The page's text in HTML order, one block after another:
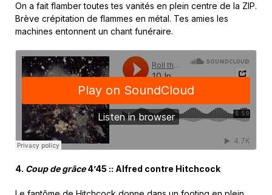
On a fait flamber toutes tes vanités en plein centre de la ZIP.
Brève crépitation de flammes en métal. Tes amies les
machines entonnent un chant funéraire.
4. Coup de grâce4’45 :: Alfred contre Hitchcock